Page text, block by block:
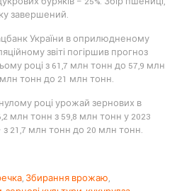
завершений.
України в оприлюдненому
звіті погіршив прогноз
році з 61,7 млн тонн до 57,9 млн
млн тонн до 21 млн тонн.
році урожай зернових в
млн тонн з 59,8 млн тонн у 2023
з 21,7 млн тонн до 20 млн тонн.
, Збирання врожаю,